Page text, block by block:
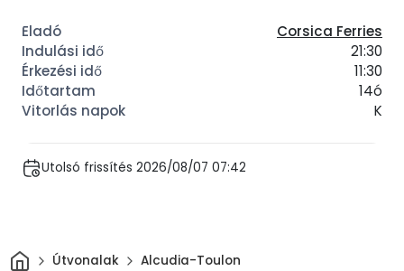
Corsica Ferries
21:30
11:30
14ó
K
Utolsó frissítés 2026/08/07 07:42
Otthon
Útvonalak Alcudia-Toulon